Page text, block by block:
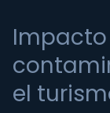
el